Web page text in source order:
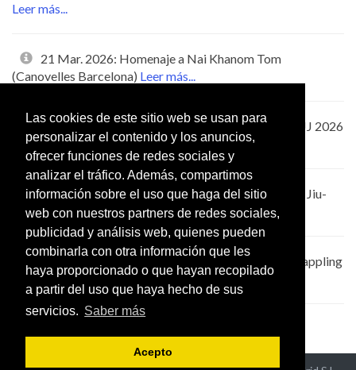
Las cookies de este sitio web se usan para
personalizar el contenido y los anuncios,
ofrecer funciones de redes sociales y
analizar el tráfico. Además, compartimos
información sobre el uso que haga del sitio
web con nuestros partners de redes sociales,
publicidad y análisis web, quienes pueden
combinarla con otra información que les
haya proporcionado o que hayan recopilado
a partir del uso que haya hecho de sus
servicios. Saber más
Acepto
Leer más...
21 Mar. 2026: Homenaje a Nai Khanom Tom
(Canovelles Barcelona) Leer más...
15 Mar. 2026: XVII Campeonato de España de BJJ 2026
(Guadalajara Castilla-La Mancha)Leer más...
14 Mar. 2026: Kimura Cup Salou 2026 - Brazilian Jiu-
Jitsu (Salou Tarragona)Leer más...
14 Mar. 2026: Galicia International Cup 2026 Grappling
(Carballiño Ourense)Leer más...